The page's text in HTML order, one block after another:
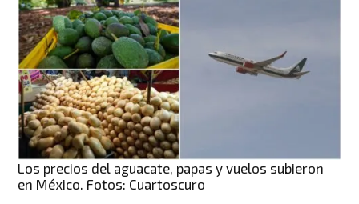
Los precios del aguacate, papas y vuelos subieron
en México. Fotos: Cuartoscuro